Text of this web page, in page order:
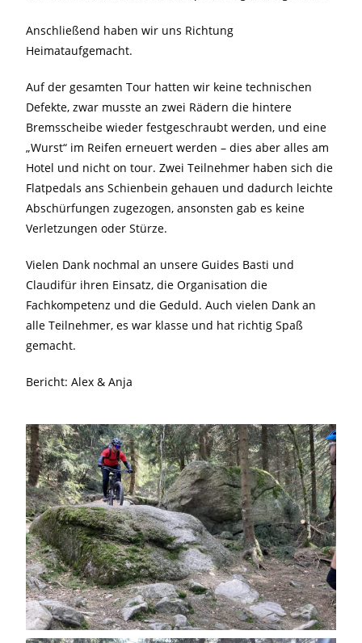
Anschließend haben wir uns Richtung
Heimataufgemacht.
Auf der gesamten Tour hatten wir keine technischen
Defekte, zwar musste an zwei Rädern die hintere
Bremsscheibe wieder festgeschraubt werden, und eine
„Wurst“ im Reifen erneuert werden – dies aber alles am
Hotel und nicht on tour. Zwei Teilnehmer haben sich die
Flatpedals ans Schienbein gehauen und dadurch leichte
Abschürfungen zugezogen, ansonsten gab es keine
Verletzungen oder Stürze.
Vielen Dank nochmal an unsere Guides Basti und
Claudifür ihren Einsatz, die Organisation die
Fachkompetenz und die Geduld. Auch vielen Dank an
alle Teilnehmer, es war klasse und hat richtig Spaß
gemacht.
Bericht: Alex & Anja